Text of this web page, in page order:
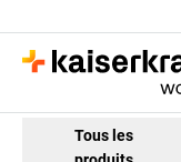
Tous les